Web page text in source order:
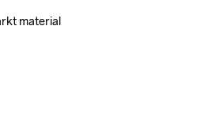
material
material